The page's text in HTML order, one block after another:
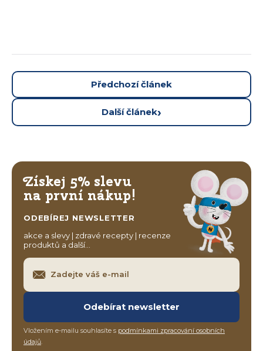
Předchozí článek
Další článek
Získej 5% slevu
na první nákup!
ODEBÍREJ NEWSLETTER
akce a slevy | zdravé recepty | recenze
produktů a další…
Odebírat newsletter
Vložením e-mailu souhlasíte s podmínkami zpracování osobních
údajů